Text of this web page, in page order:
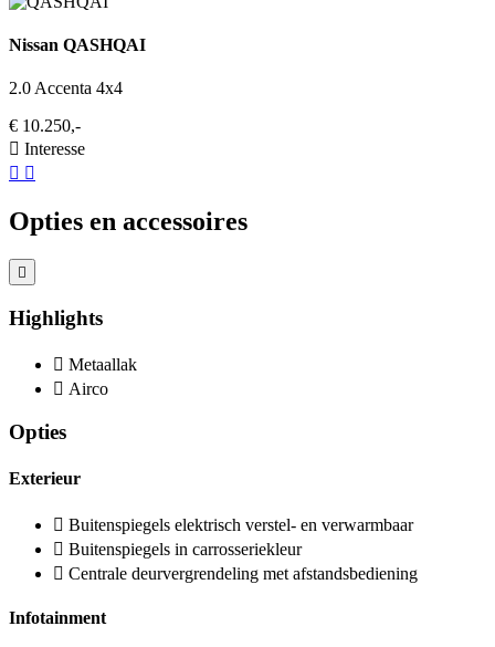
Nissan QASHQAI
2.0 Accenta 4x4
€ 10.250,-
Interesse
Opties en accessoires
Highlights
Metaallak
Airco
Opties
Exterieur
Buitenspiegels elektrisch verstel- en verwarmbaar
Buitenspiegels in carrosseriekleur
Centrale deurvergrendeling met afstandsbediening
Infotainment